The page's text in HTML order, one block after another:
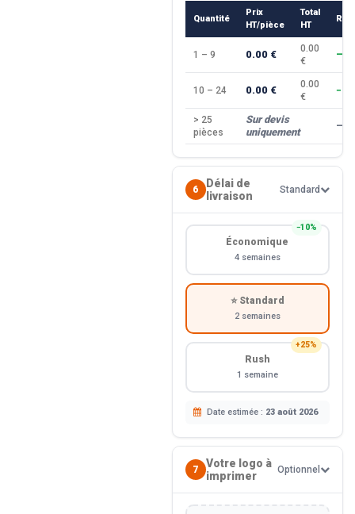
Quantité
Prix
HT/pièce
Total
HT
1 – 9 0.00 €
0.00
€
—
10 – 24 0.00 €
0.00
€
> 25
pièces
Sur devis
uniquement
—
6
Délai de
livraison
Standard
−10%
Économique
4 semaines
⭐ Standard
2 semaines
+25%
Rush
1 semaine
Date estimée : 23 août 2026
7
Votre logo à
imprimer
Optionnel